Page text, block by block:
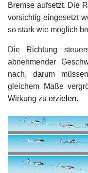
Bremse aufsetzt. Die
vorsichtig eingesetzt
so stark wie möglich
Die Richtung
abnehmender
nach, darum
gleichem Maße
Wirkung zu erzielen.